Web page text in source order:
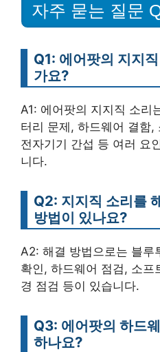
자주 묻는 질문
Q1: 에어팟의 지지
가요?
A1: 에어팟의 지지직 소리
터리 문제, 하드웨어 결함,
전자기기 간섭 등 여러 요
니다.
Q2: 지지직 소리를
방법이 있나요?
A2: 해결 방법으로는 블루
확인, 하드웨어 점검, 소
경 점검 등이 있습니다.
Q3: 에어팟의 하드
하나요?